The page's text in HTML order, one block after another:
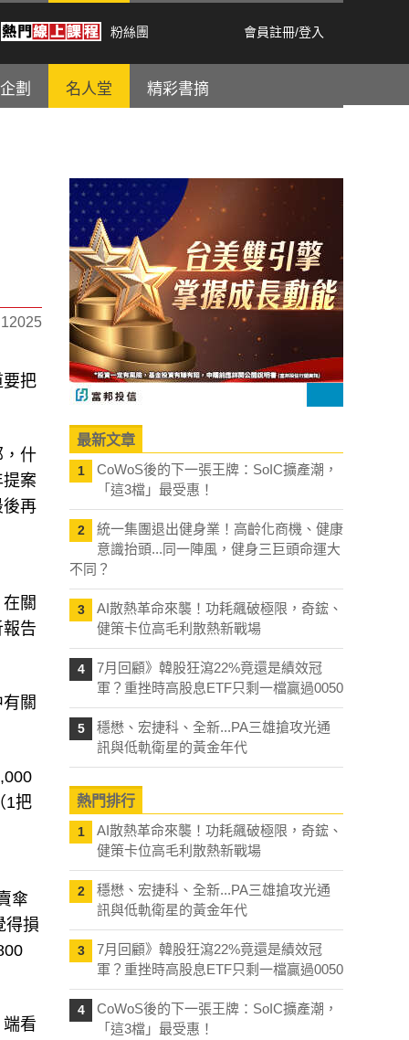
粉絲團 會員註冊/登入
劃 名人堂 精彩書摘
要把
，什
案
後再
關
告
關
1把
傘
得損
看
最新文章
1
CoWoS後的下一張王牌：SoIC擴產潮，
「這3檔」最受惠！
2
統一集團退出健身業！高齡化商機、健康
意識抬頭...同一陣風，健身三巨頭命運大
不同？
3
AI散熱革命來襲！功耗飆破極限，奇鋐、
健策卡位高毛利散熱新戰場
4
7月回顧》韓股狂瀉22%竟還是績效冠
軍？重挫時高股息ETF只剩一檔贏過0050
5
穩懋、宏捷科、全新...PA三雄搶攻光通
訊與低軌衛星的黃金年代
熱門排行
1
AI散熱革命來襲！功耗飆破極限，奇鋐、
健策卡位高毛利散熱新戰場
2
穩懋、宏捷科、全新...PA三雄搶攻光通
訊與低軌衛星的黃金年代
3
7月回顧》韓股狂瀉22%竟還是績效冠
軍？重挫時高股息ETF只剩一檔贏過0050
4
CoWoS後的下一張王牌：SoIC擴產潮，
「這3檔」最受惠！